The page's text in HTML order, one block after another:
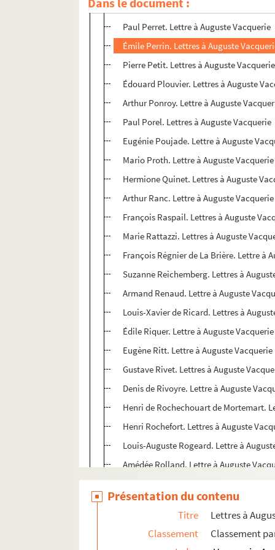
Eugène Pelletan. Lettres à Auguste
Paul Perret. Lettre à Auguste Vacquerie
Émile Perrin. Lettres à Auguste
Pierre Petit. Lettres à Auguste Vacquerie
Édouard Plouvier. Lettres à Auguste
Arthur Ponroy. Lettre à Auguste
Paul Porel. Lettres à Auguste Vacquerie
Eugénie Poujade. Lettre à Auguste
Mario Proth. Lettre à Auguste Vacquerie
Hermione Quinet. Lettres à Auguste
Arthur Ranc. Lettre à Auguste Vacquerie
François Raspail. Lettres à Auguste
Marie Rattazzi. Lettres à Auguste
François Régnier de La Brière. Lettre à
Suzanne Reichemberg. Lettres à
Armand Renaud. Lettre à Auguste
Louis-Xavier de Ricard. Lettres à
Édile Riquer. Lettre à Auguste Vacquerie
Eugène Ritt. Lettre à Auguste Vacquerie
Gustave Rivet. Lettres à Auguste
Denis de Rivoyre. Lettre à Auguste
Henri de Rochechouart de Mortemart.
Henri Rochefort. Lettres à Auguste
Louis-Auguste Rogeard. Lettre à
Amédée Rolland. Lettre à Auguste
Marguerite Rolland. Lettre à Auguste
Henry Roujon. Lettre à Auguste
Philibert Rouvière. Lettres à Auguste
Manuel Ruiz Zorrilla. Lettres à Auguste
Présentation du contenu
Titre
Lettres à
Classement
Classement